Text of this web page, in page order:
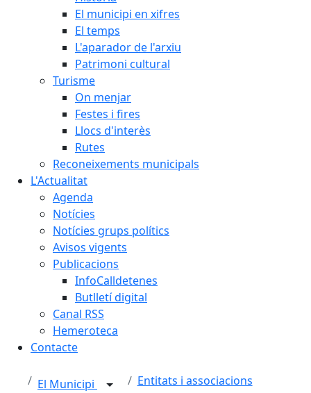
El municipi en xifres
El temps
L'aparador de l'arxiu
Patrimoni cultural
Turisme
On menjar
Festes i fires
Llocs d'interès
Rutes
Reconeixements municipals
L'Actualitat
Agenda
Notícies
Notícies grups polítics
Avisos vigents
Publicacions
InfoCalldetenes
Butlletí digital
Canal RSS
Hemeroteca
Contacte
El Municipi Entitats i associacions